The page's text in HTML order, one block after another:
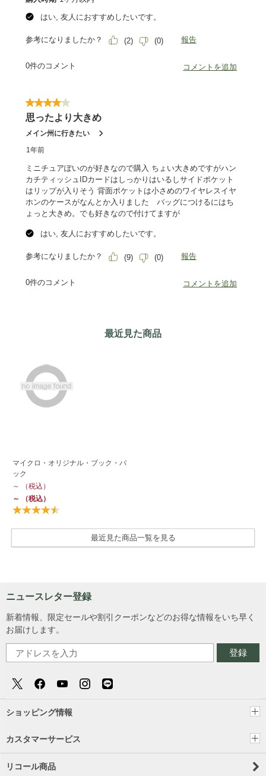
最近見た商品
マイクロ・オリジナル・ブック・パ
ック
～
（税込）
～
（税込）
最近見た商品一覧を見る
ニュースレター登録
新着情報、限定セールや割引クーポンなどのお得な情報をいち早く
お届けします。
登録
ショッピング情報
カスタマーサービス
リコール商品